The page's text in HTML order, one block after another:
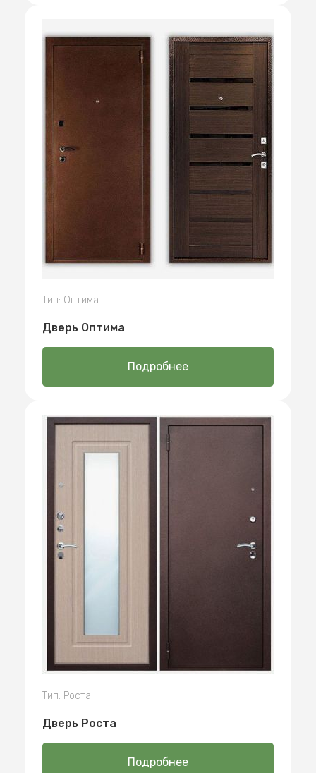
Тип: Оптима
Дверь Оптима
Подробнее
Тип: Роста
Дверь Роста
Подробнее